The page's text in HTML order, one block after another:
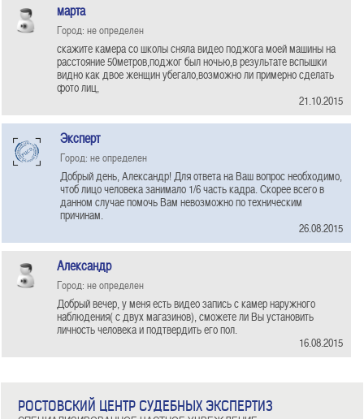
марта
Город: не определен
скажите камера со школы сняла видео поджога моей машины на
расстояние 50метров,поджог был ночью,в результате вспышки
видно как двое женщин убегало,возможно ли примерно сделать
фото лиц,
21.10.2015
Эксперт
Город: не определен
Добрый день, Александр! Для ответа на Ваш вопрос необходимо,
чтоб лицо человека занимало 1/6 часть кадра. Скорее всего в
данном случае помочь Вам невозможно по техническим
причинам.
26.08.2015
Александр
Город: не определен
Добрый вечер, у меня есть видео запись с камер наружного
наблюдения( с двух магазинов), сможете ли Вы установить
личность человека и подтвердить его пол.
16.08.2015
РОСТОВСКИЙ ЦЕНТР СУДЕБНЫХ ЭКСПЕРТИЗ